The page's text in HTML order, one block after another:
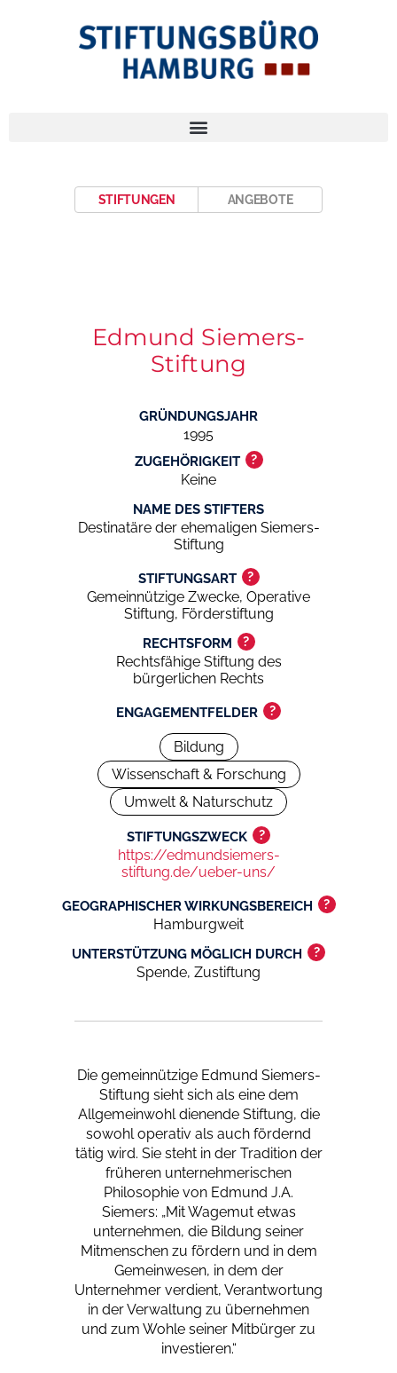
STIFTUNGEN ANGEBOTE
Edmund Siemers-
Stiftung
GRÜNDUNGSJAHR
1995
ZUGEHÖRIGKEIT ?
Keine
NAME DES STIFTERS
Destinatäre der ehemaligen Siemers-
Stiftung
STIFTUNGSART ?
Gemeinnützige Zwecke, Operative
Stiftung, Förderstiftung
RECHTSFORM ?
Rechtsfähige Stiftung des
bürgerlichen Rechts
ENGAGEMENTFELDER ?
Bildung
Wissenschaft & Forschung
Umwelt & Naturschutz
STIFTUNGSZWECK ?
https://edmundsiemers-
stiftung.de/ueber-uns/
GEOGRAPHISCHER WIRKUNGSBEREICH ?
Hamburgweit
UNTERSTÜTZUNG MÖGLICH DURCH ?
Spende, Zustiftung
Die gemeinnützige Edmund Siemers-
Stiftung sieht sich als eine dem
Allgemeinwohl dienende Stiftung, die
sowohl operativ als auch fördernd
tätig wird. Sie steht in der Tradition der
früheren unternehmerischen
Philosophie von Edmund J.A.
Siemers: „Mit Wagemut etwas
unternehmen, die Bildung seiner
Mitmenschen zu fördern und in dem
Gemeinwesen, in dem der
Unternehmer verdient, Verantwortung
in der Verwaltung zu übernehmen
und zum Wohle seiner Mitbürger zu
investieren.“